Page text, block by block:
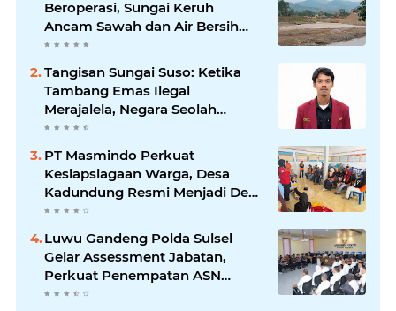
Beroperasi, Sungai Keruh
Ancam Sawah dan Air Bersih
Warga Luwu
Tangisan Sungai Suso: Ketika
Tambang Emas Ilegal
Merajalela, Negara Seolah
Memilih Diam
PT Masmindo Perkuat
Kesiapsiagaan Warga, Desa
Kadundung Resmi Menjadi Desa
Tangguh Bencana
Luwu Gandeng Polda Sulsel
Gelar Assessment Jabatan,
Perkuat Penempatan ASN
Berbasis Kompetensi